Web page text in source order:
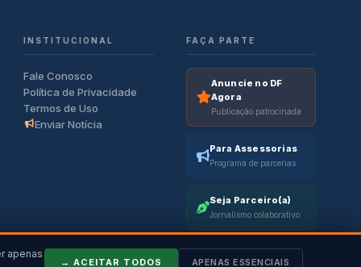
INSTITUCIONAL
Fale Conosco
Política de Privacidade
Termos de Uso
Enviar Notícia
FAÇA PARTE
Anuncie no DF
Agora
Publicação patrocinada
Para Assessorias
Programa de parcerias
Seja Parceiro(a)
Jornalismo colaborativo
apenas
→ ACEITAR TODOS APENAS ESSENCIAIS